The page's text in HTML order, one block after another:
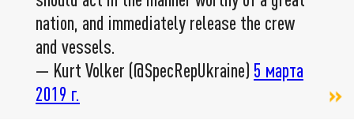
nation, and immediately release the crew
and vessels.
— Kurt Volker (@SpecRepUkraine) 5 марта
2019 г.